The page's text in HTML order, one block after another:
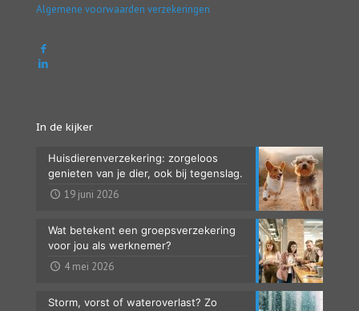
Algemene voorwaarden verzekeringen
In de kijker
Huisdierenverzekering: zorgeloos
genieten van je dier, ook bij tegenslag.
19 juni 2026
Wat betekent een groepsverzekering
voor jou als werknemer?
4 mei 2026
Storm, vorst of wateroverlast? Zo